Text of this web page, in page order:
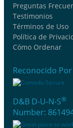
Preguntas
Testimonios
Términos de Uso
Política de
Cómo Ordenar
Reconocido Por
D&B D-U-N-S®
Number: